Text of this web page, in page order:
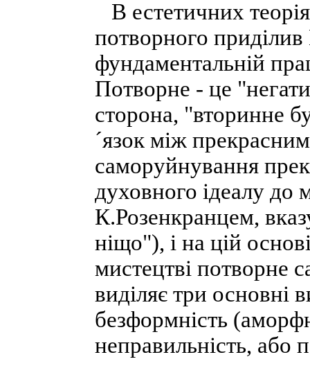
В естетичних
потворного
фундаментальній
Потворне - це
сторона, "вторинне
´язок між
саморуйнування
духовного ідеалу до
К.Розенкранцем,
ніщо"), і на цій
мистецтві потворне
виділяє три основні
безформність
неправильність, або